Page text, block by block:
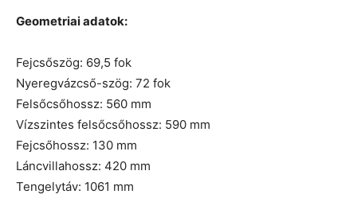
Geometriai adatok:
Fejcsőszög: 69,5 fok
Nyeregvázcső-szög: 72 fok
Felsőcsőhossz: 560 mm
Vízszintes felsőcsőhossz: 590 mm
Fejcsőhossz: 130 mm
Láncvillahossz: 420 mm
Tengelytáv: 1061 mm